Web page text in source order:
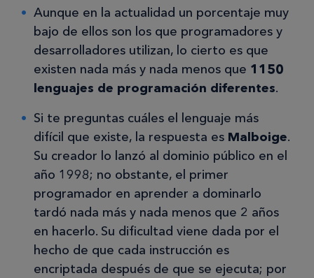
Aunque en la actualidad un porcentaje muy
bajo de ellos son los que programadores y
desarrolladores utilizan, lo cierto es que
existen nada más y nada menos que 1150
lenguajes de programación diferentes.
Si te preguntas cuáles el lenguaje más
difícil que existe, la respuesta es Malboige.
Su creador lo lanzó al dominio público en el
año 1998; no obstante, el primer
programador en aprender a dominarlo
tardó nada más y nada menos que 2 años
en hacerlo. Su dificultad viene dada por el
hecho de que cada instrucción es
encriptada después de que se ejecuta; por